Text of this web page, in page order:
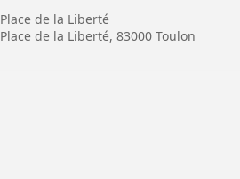
Place de la Liberté
Place de la Liberté, 83000 Toulon